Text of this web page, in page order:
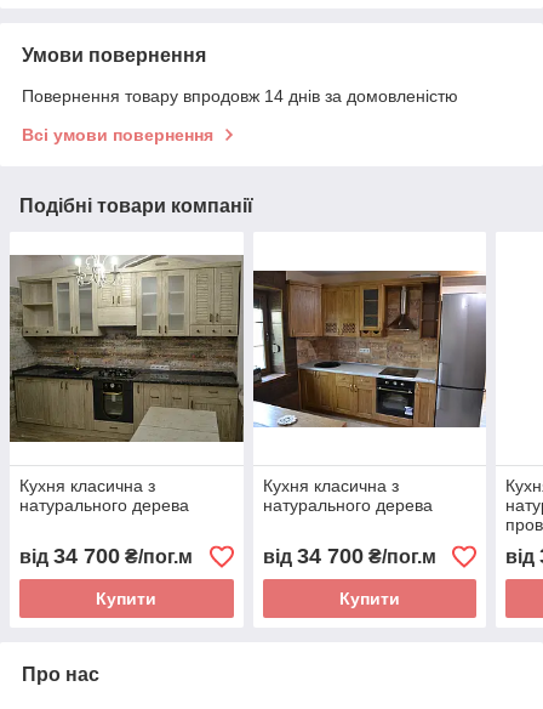
Умови повернення
Повернення товару впродовж 14 днів за домовленістю
Всі умови повернення
Подібні товари компанії
Кухня класична з
натурального дерева
від 34 700 ₴/пог.м
Купити
Кухня класична з
натурального дерева
від 34 700₴/пог.м
Купити
від
Про нас